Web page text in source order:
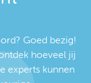
Goed bezig!
hoeveel jij
experts kunnen